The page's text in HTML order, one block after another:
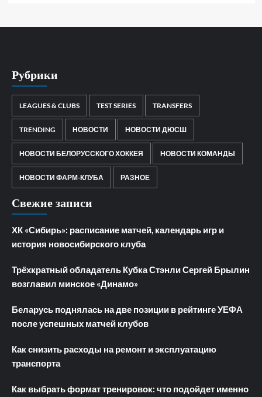
Рубрики
LEAGUES & CLUBS TEST SERIES TRANSFERS
TRENDING НОВОСТИ НОВОСТИ ДЮСШ
НОВОСТИ БЕЛОРУССКОГО ХОККЕЯ НОВОСТИ КОМАНДЫ
НОВОСТИ ФАРМ-КЛУБА РАЗНОЕ
Свежие записи
ХК «Сибирь»: расписание матчей, календарь игр и
история новосибирского клуба
Трёхкратный обладатель Кубка Стэнли Сергей Брылин
возглавил минское «Динамо»
Беларусь поднялась на две позиции в рейтинге УЕФА
после успешных матчей клубов
Как снизить расходы на ремонт и эксплуатацию
транспорта
Как выбрать формат тренировок: что подойдет именно